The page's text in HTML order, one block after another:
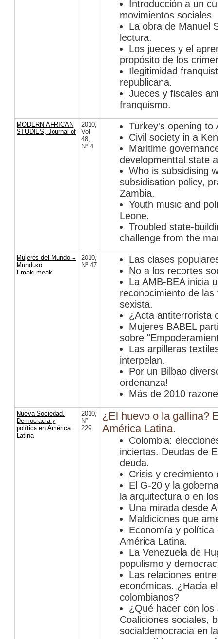
Introducción a un
movimientos sociales.
La obra de Manuel
lectura.
Los jueces y el
propósito de los
Ilegitimidad
republicana.
Jueces y fiscales
franquismo.
MODERN AFRICAN
STUDIES, Journal of
2010,
Vol.
48,
Nº 4
Turkey's opening to
Civil society in a
Maritime
developmenttal state
Who is subsidising
subsidisation policy,
Zambia.
Youth music and
Leone.
Troubled state-
challenge from the
Mujeres del Mundo =
Munduko
Emakumeak
2010,
Nº 47
Las clases
No a los recortes
La AMB-BEA inicia
reconocimiento de
sexista.
¿Acta antiterrorista
Mujeres BABEL
sobre
Las arpilleras
interpelan.
Por un Bilbao
ordenanza!
Más de 2010
Nueva Sociedad.
Democracia y
política en América
Latina
2010,
Nº
229
¿El huevo o la gallina?
América Latina.
Colombia:
inciertas. Deudas de
deuda.
Crisis y crecimiento
El G-20 y la
la arquitectura o en
Una mirada desde
Maldiciones que
Economía y política
América Latina.
La Venezuela de
populismo y
Las relaciones
económicas. ¿Hacia
colombianos?
¿Qué hacer con los
Coaliciones sociales,
socialdemocracia en